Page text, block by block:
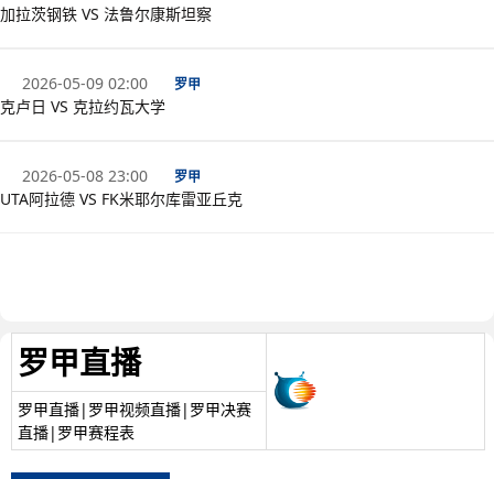
加拉茨钢铁 VS 法鲁尔康斯坦察
2026-05-09 02:00 罗甲
克卢日 VS 克拉约瓦大学
2026-05-08 23:00 罗甲
UTA阿拉德 VS FK米耶尔库雷亚丘克
罗甲直播
罗甲直播|罗甲视频直播|罗甲决赛
直播|罗甲赛程表